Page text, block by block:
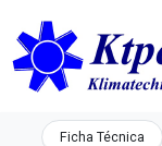
Ficha Técnica